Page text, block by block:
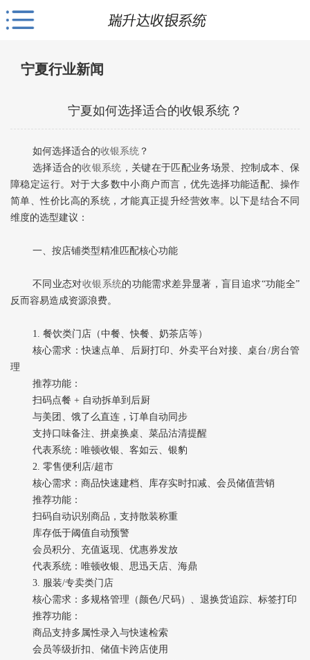
宁夏行业新闻
宁夏如何选择适合的收银系统？
如何选择适合的收银系统 ？
选择适合的收银系统 ，关键在于‌匹配业务场景、控制成本、保
障稳定运行‌。对于大多数中小商户而言，优先选择功能适配、操作
简单、性价比高的系统，才能真正提升经营效率。以下是结合不同
维度的选型建议：
一、按店铺类型精准匹配核心功能
不同业态对收银系统的功能需求差异显著，盲目追求“功能全”
反而容易造成资源浪费。
1. ‌餐饮类门店‌（中餐、快餐、奶茶店等）
核心需求‌：快速点单、后厨打印、外卖平台对接、桌台/房台管
理
推荐功能‌：
扫码点餐 + 自动拆单到后厨
与美团、饿了么直连，订单自动同步
支持口味备注、拼桌换桌、菜品沽清提醒
代表系统‌：唯顿收银、客如云、银豹
2. ‌零售便利店/超市‌
核心需求‌：商品快速建档、库存实时扣减、会员储值营销
推荐功能‌：
扫码自动识别商品，支持散装称重
库存低于阈值自动预警
会员积分、充值返现、优惠券发放
代表系统‌：唯顿收银、思迅天店、海鼎
3. ‌服装/专卖类门店‌
核心需求‌：多规格管理（颜色/尺码）、退换货追踪、标签打印
推荐功能‌：
商品支持多属性录入与快速检索
会员等级折扣、储值卡跨店使用